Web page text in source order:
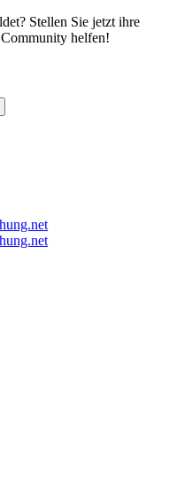
Stellen Sie jetzt ihre
helfen!